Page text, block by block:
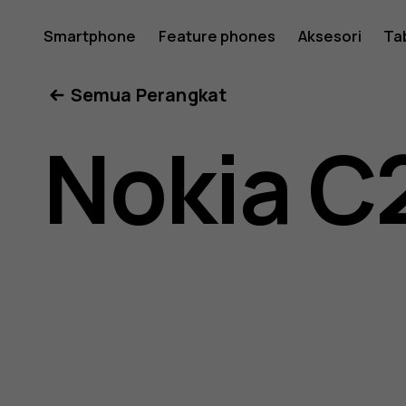
Buku
petunjuk
Nokia
Smartphone Feature phones Aksesori
Semua Perangkat
Nokia